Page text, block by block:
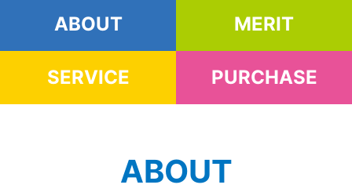
ABOUT MERIT
SERVICE PURCHASE
ABOUT